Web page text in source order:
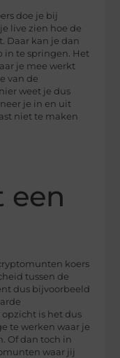
doe je bij
live zien hoe de
Daar kan je dan
in te springen. Het
je mee werkt
van de
weet je dus
je in en uit
niet te maken
een
koers
tussen de
dus bijvoorbeeld
is het dus
te werken waar je
Of dan toch in
waar jij